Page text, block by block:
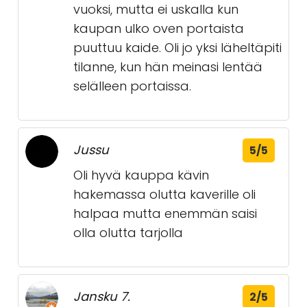
vuoksi, mutta ei uskalla kun
kaupan ulko oven portaista
puuttuu kaide. Oli jo yksi läheltäpiti
tilanne, kun hän meinasi lentää
selälleen portaissa.
Jussu 5/5
Oli hyvä kauppa kävin
hakemassa olutta kaverille oli
halpaa mutta enemmän saisi
olla olutta tarjolla
Jansku 7. 2/5